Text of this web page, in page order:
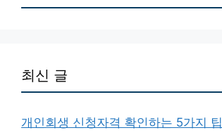
최신 글
개인회생 신청자격 확인하는 5가지 팁